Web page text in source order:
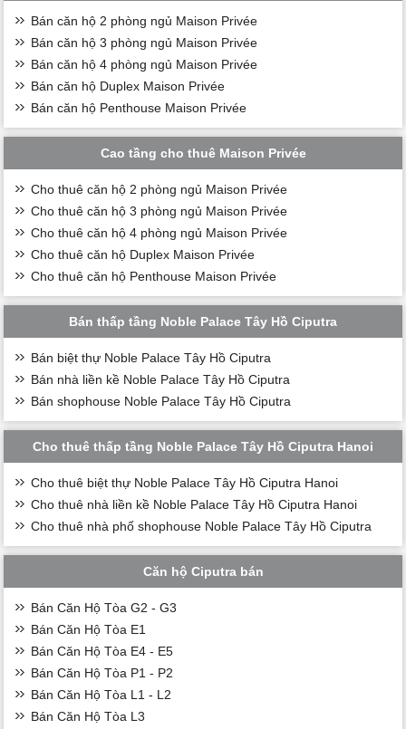
Bán căn hộ 2 phòng ngủ Maison Privée
Bán căn hộ 3 phòng ngủ Maison Privée
Bán căn hộ 4 phòng ngủ Maison Privée
Bán căn hộ Duplex Maison Privée
Bán căn hộ Penthouse Maison Privée
Cao tầng cho thuê Maison Privée
Cho thuê căn hộ 2 phòng ngủ Maison Privée
Cho thuê căn hộ 3 phòng ngủ Maison Privée
Cho thuê căn hộ 4 phòng ngủ Maison Privée
Cho thuê căn hộ Duplex Maison Privée
Cho thuê căn hộ Penthouse Maison Privée
Bán thấp tầng Noble Palace Tây Hồ Ciputra
Bán biệt thự Noble Palace Tây Hồ Ciputra
Bán nhà liền kề Noble Palace Tây Hồ Ciputra
Bán shophouse Noble Palace Tây Hồ Ciputra
Cho thuê thấp tầng Noble Palace Tây Hồ Ciputra Hanoi
Cho thuê biệt thự Noble Palace Tây Hồ Ciputra Hanoi
Cho thuê nhà liền kề Noble Palace Tây Hồ Ciputra Hanoi
Cho thuê nhà phố shophouse Noble Palace Tây Hồ Ciputra
Căn hộ Ciputra bán
Bán Căn Hộ Tòa G2 - G3
Bán Căn Hộ Tòa E1
Bán Căn Hộ Tòa E4 - E5
Bán Căn Hộ Tòa P1 - P2
Bán Căn Hộ Tòa L1 - L2
Bán Căn Hộ Tòa L3